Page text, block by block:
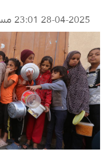
28-04-2025 23:01 مساءً